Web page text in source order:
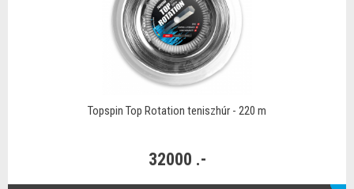
Topspin Top Rotation teniszhúr - 220 m
32000 .-